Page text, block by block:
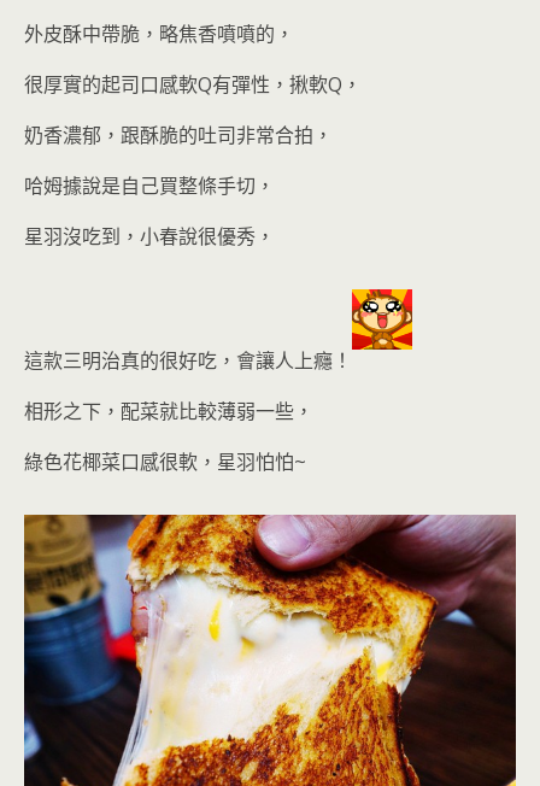
外皮酥中帶脆，略焦香噴噴的，
很厚實的起司口感軟Q有彈性，揪軟Q，
奶香濃郁，跟酥脆的吐司非常合拍，
哈姆據說是自己買整條手切，
星羽沒吃到，小春說很優秀，
這款三明治真的很好吃，會讓人上癮 ！
相形之下， 配菜就比較薄弱一些 ，
綠色花椰菜口感很軟，星羽怕怕~